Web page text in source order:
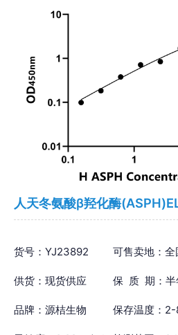
人天冬氨酸β羟化酶
货号：YJ23892 可售卖地：全
供货：现货供应 保 质 期：半
品牌：源桔生物 保存温度：